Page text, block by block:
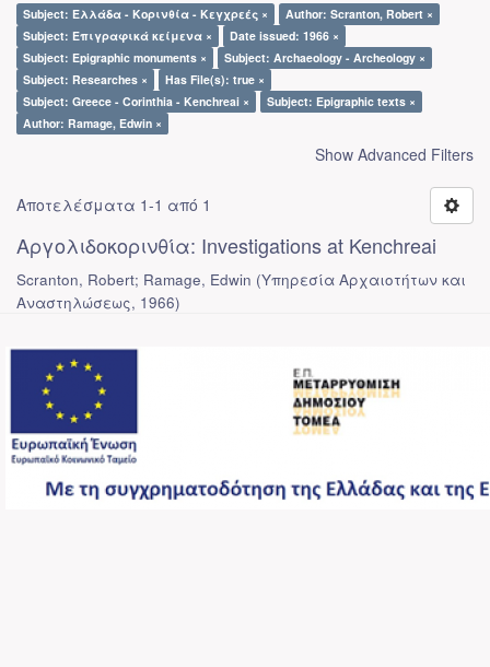
Subject: Ελλάδα - Κορινθία - Κεγχρεές ×
Author: Scranton, Robert ×
Subject: Επιγραφικά κείμενα ×
Date issued: 1966 ×
Subject: Epigraphic monuments ×
Subject: Archaeology - Archeology ×
Subject: Researches ×
Has File(s): true ×
Subject: Greece - Corinthia - Kenchreai ×
Subject: Epigraphic texts ×
Author: Ramage, Edwin ×
Show Advanced Filters
Αποτελέσματα 1-1 από 1
Αργολιδοκορινθία: Investigations at Kenchreai
Scranton, Robert; Ramage, Edwin (Υπηρεσία Αρχαιοτήτων και
Αναστηλώσεως, 1966)